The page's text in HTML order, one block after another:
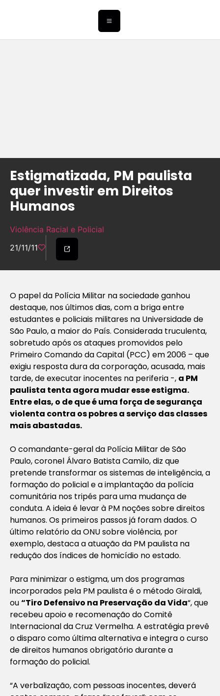
Estigmatizada, PM paulista
quer investir em Direitos
Humanos
Violência Racial e Policial
21/11/11
O papel da Polícia Militar na sociedade ganhou
destaque, nos últimos dias, com a briga entre
estudantes e policiais militares na Universidade de
São Paulo, a maior do País. Considerada truculenta,
sobretudo após os ataques promovidos pelo
Primeiro Comando da Capital (PCC) em 2006 – que
exigiu resposta dura da corporação, acusada, mais
tarde, de executar inocentes na periferia -, a PM
paulista tenta agora mudar esse estigma.
Entre elas, o de que é uma força de segurança
violenta contra os pobres a serviço das classes
mais abastadas.
O comandante-geral da Polícia Militar de São
Paulo, coronel Álvaro Batista Camilo, diz que
pretende transformar os sistemas de inteligência, a
formação do policial e a implantação da polícia
comunitária nos tripés para uma mudança de
conduta. A ideia é levar à PM noções sobre direitos
humanos. Os primeiros passos já foram dados. O
último relatório da ONU sobre violência, por
exemplo, destaca a atuação da PM paulista na
redução dos índices de homicídio no estado.
Para minimizar o estigma, um dos programas
incorporados pela PM paulista é o método Giraldi,
ou“Tiro Defensivo na Preservação da Vida“, que
recebeu apoio e recomenação do Comitê
Internacional da Cruz Vermelha. A estratégia prevê
o disparo como última alternativa e integra o curso
de direitos humanos obrigatório durante a
formação do policial.
“A verbalização, com pessoas inocentes, deverá